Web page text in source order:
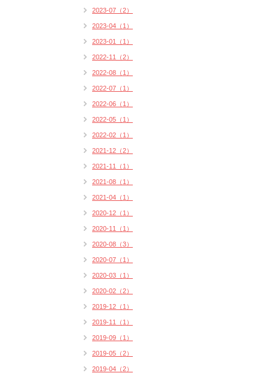
2023-07（2）
2023-04（1）
2023-01（1）
2022-11（2）
2022-08（1）
2022-07（1）
2022-06（1）
2022-05（1）
2022-02（1）
2021-12（2）
2021-11（1）
2021-08（1）
2021-04（1）
2020-12（1）
2020-11（1）
2020-08（3）
2020-07（1）
2020-03（1）
2020-02（2）
2019-12（1）
2019-11（1）
2019-09（1）
2019-05（2）
2019-04（2）